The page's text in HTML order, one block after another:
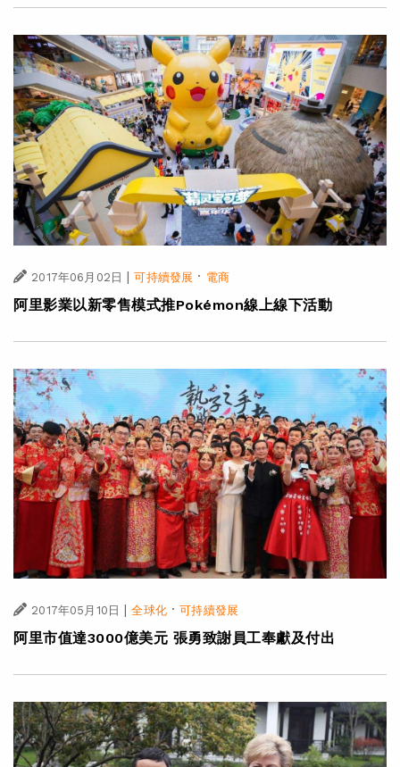
2017年06月02日 | 可持續發展 · 電商
阿里影業以新零售模式推Pokémon線上線下活動
2017年05月10日 | 全球化·可持續發展
阿里市值達3000億美元 張勇致謝員工奉獻及付出